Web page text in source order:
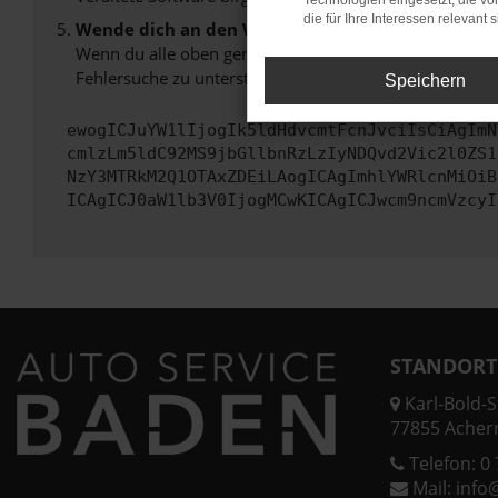
Wende dich an den Webseitenbetreiber.
Wenn du alle oben genannten Schritte versucht hast,
Fehlersuche zu unterstützen:
Karl-Bold-
77855
Telefon: 0
Mail:
die für Ihre Interessen relevant
Speichern